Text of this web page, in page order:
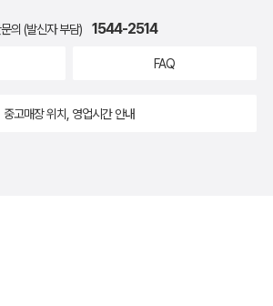
의 (발신자 부담) 1544-2514
FAQ
중고매장 위치, 영업시간 안내